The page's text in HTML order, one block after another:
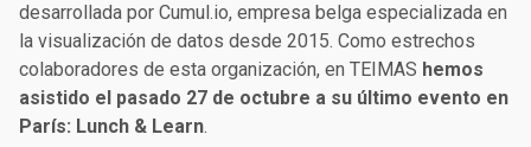
desarrollada por Cumul.io, empresa belga especializada en
la visualización de datos desde 2015. Como estrechos
colaboradores de esta organización, en TEIMAS hemos
asistido el pasado 27 de octubre a su último evento en
París: Lunch & Learn.